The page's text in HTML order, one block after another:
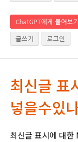
ChatGPT에게 물어보기
글쓰기
로그인
최신글 표
넣을수있
최신글 표시에 대한